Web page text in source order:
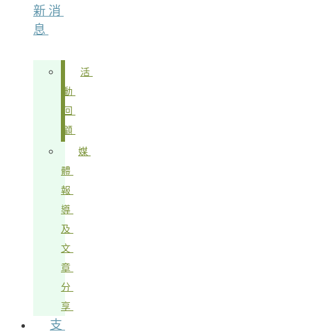
新消
息
活
動
回
顧
媒
體
報
導
及
文
章
分
享
支